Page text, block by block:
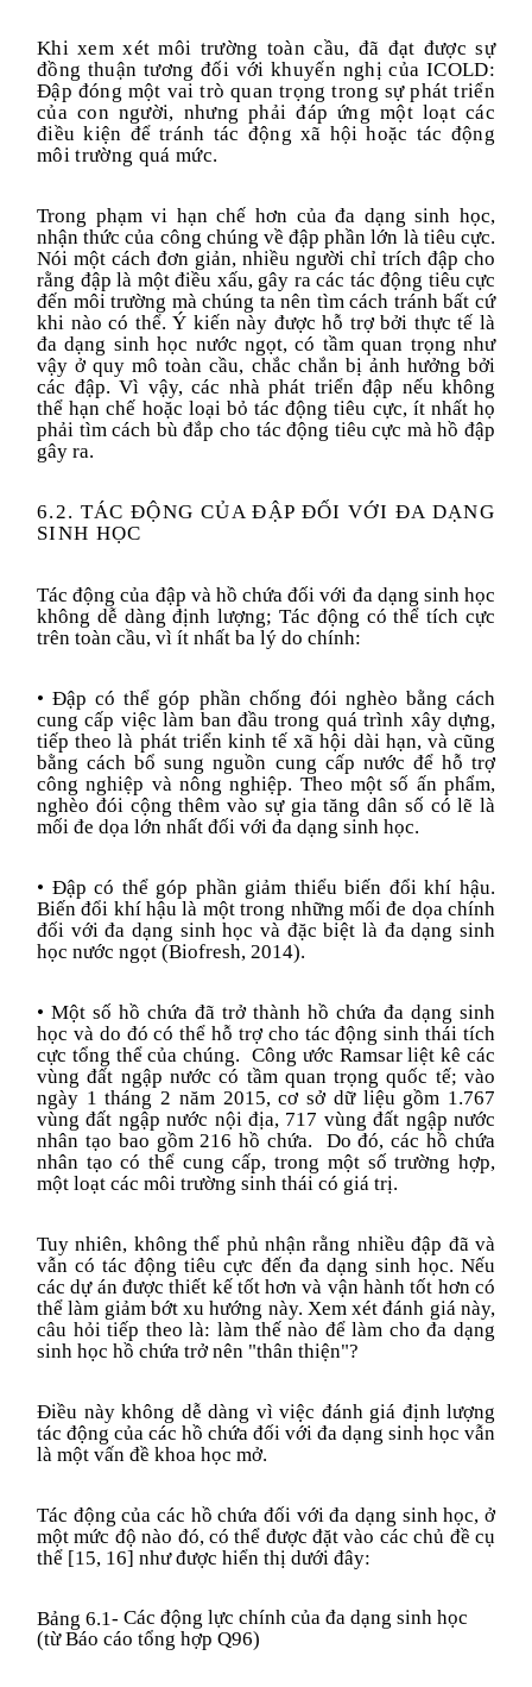
Khi xem xét môi trường toàn cầu, đã đạt được sự
đồng thuận tương đối với khuyến nghị của ICOLD:
Đập đóng một vai trò quan trọng trong sự phát triển
của con người, nhưng phải đáp ứng một loạt các
điều kiện để tránh tác động xã hội hoặc tác động
môi trường quá mức.
Trong phạm vi hạn chế hơn của đa dạng sinh học,
nhận thức của công chúng về đập phần lớn là tiêu cực.
Nói một cách đơn giản, nhiều người chỉ trích đập cho
rằng đập là một điều xấu,gây ra các tác động tiêu cực
đến môi trường mà chúng ta nên tìm cách tránh bất cứ
khi nào có thể. Ý kiến này được hỗ trợ bởi thực tế là
đa dạng sinh học nước ngọt, có tầm quan trọng như
vậy ở quy mô toàn cầu, chắc chắn bị ảnh hưởng bởi
các đập. Vì vậy, các nhà phát triển đập nếu không
thểhạn chế hoặc loại bỏ tác động tiêu cực, ít nhất họ
phải tìm cách bù đắp cho tác động tiêu cực mà hồ đập
gây ra.
6.2. TÁC ĐỘNG CỦA ĐẬP ĐỐI VỚI ĐA DẠNG
SINH HỌC
Tác động của đập và hồ chứa đối với đa dạng sinh học
không dễ dàng định lượng; Tác động có thể tích cực
trên toàn cầu, vì ít nhất ba lý do chính:
• Đập có thể góp phần chống đói nghèo bằng cách
cung cấp việc làm ban đầu trong quá trình xây dựng,
tiếp theo là phát triển kinh tế xã hội dài hạn, và cũng
bằng cách bổ sung nguồn cung cấp nước để hỗ trợ
công nghiệp và nông nghiệp. Theo một số ấn phẩm,
nghèo đói cộng thêm vào sự gia tăng dân số có lẽ là
mối đe dọa lớn nhất đối với đa dạng sinh học.
• Đập có thể góp phần giảm thiểu biến đổi khí hậu.
Biến đổi khí hậu là một trong những mối đe dọa chính
đối với đa dạng sinh học và đặc biệt là đa dạng sinh
học nước ngọt (Biofresh, 2014).
• Một số hồ chứa đã trở thành hồ chứa đa dạng sinh
học và do đó có thể hỗ trợ cho tác động sinh thái tích
cực tổng thể của chúng. Công ước Ramsar liệt kê các
vùng đất ngập nước có tầm quan trọng quốc tế; vào
ngày 1 tháng 2 năm 2015, cơ sở dữ liệu gồm 1.767
vùng đất ngập nước nội địa, 717 vùng đất ngập nước
nhân tạo bao gồm 216 hồ chứa. Do đó, các hồ chứa
nhân tạo có thể cung cấp, trong một số trường hợp,
một loạt các môi trường sinh thái có giá trị.
Tuy nhiên, không thể phủ nhận rằng nhiều đập đã và
vẫn có tác động tiêu cực đến đa dạng sinh học. Nếu
các dự án được thiết kế tốt hơn và vận hành tốt hơn có
thể làm giảm bớt xu hướng này. Xem xét đánh giá này,
câu hỏi tiếp theo là: làm thế nào để làm cho đa dạng
sinh học hồ chứa trở nên "thân thiện"?
Điều này không dễ dàng vì việc đánh giá định lượng
tác động của các hồ chứa đối với đa dạng sinh học vẫn
là một vấn đề khoa học mở.
Tác động của các hồ chứa đối với đa dạng sinh học, ở
một mức độ nào đó, có thể được đặt vào các chủ đề cụ
thể [15, 16] như được hiển thị dưới đây:
Bảng 6.1- Các động lực chính của đa dạng sinh học
(từ Báo cáo tổng hợp Q96)